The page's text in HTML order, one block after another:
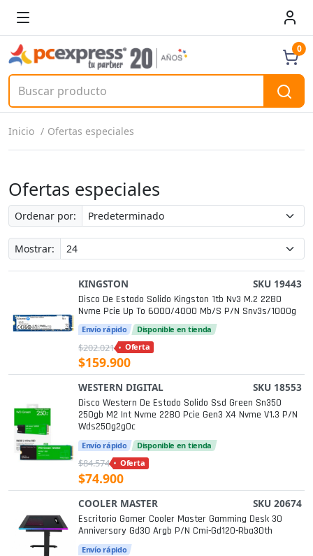
0
Inicio Ofertas especiales
Ofertas especiales
Ordenar por:
Mostrar:
KINGSTON SKU 19443
Disco De Estado Solido Kingston 1tb Nv3 M.2 2280
Nvme Pcie Up To 6000/4000 Mb/s P/n Snv3s/1000g
Envío rápido Disponible en tienda
$202.021 Oferta
$159.900
WESTERN DIGITAL SKU 18553
Disco Western De Estado Solido Ssd Green Sn350
250gb M2 Int Nvme 2280 Pcie Gen3 X4 Nvme V1.3 P/n
Wds250g2g0c
Envío rápido Disponible en tienda
$84.574 Oferta
$74.900
COOLER MASTER SKU 20674
Escritorio Gamer Cooler Master Gamming Desk 30
Anniversary Gd30 Argb P/n Cmi-Gd120-Rba30th
Envío rápido